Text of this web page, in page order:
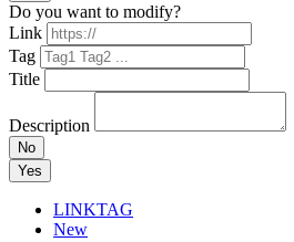
Do you want to modify?
Link
Tag
Title
Description
No
Yes
LINKTAG
New